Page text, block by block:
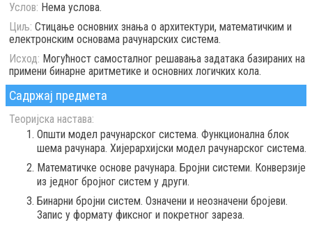
Услов: Нема услова.
Циљ: Стицање основних знања о архитектури, математичким и
електронским основама рачунарских система.
Исход: Могућност самосталног решавања задатака базираних на
примени бинарне аритметике и основних логичких кола.
Садржај предмета
Теоријска настава:
Општи модел рачунарског система. Функционална блок
шема рачунара. Хијерархијски модел рачунарског система.
Математичке основе рачунара. Бројни системи. Конверзије
из једног бројног систем у други.
Бинарни бројни систем. Означени и неозначени бројеви.
Запис у формату фиксног и покретног зареза.